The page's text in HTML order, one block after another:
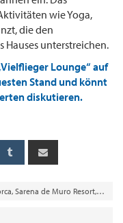
wie Yoga,
die den
unterstreichen.
Lounge“ auf
Stand und könnt
diskutieren.
, Sarena de Muro Resort, World